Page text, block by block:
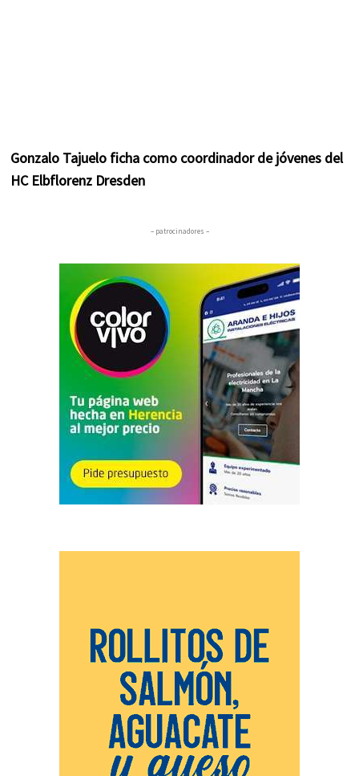
Gonzalo Tajuelo ficha como coordinador de jóvenes del
HC Elbflorenz Dresden
– patrocinadores –